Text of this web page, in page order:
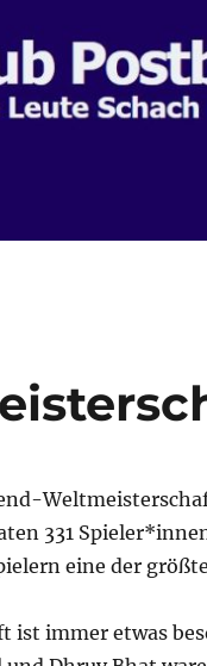
331
eine der
ist immer etwas